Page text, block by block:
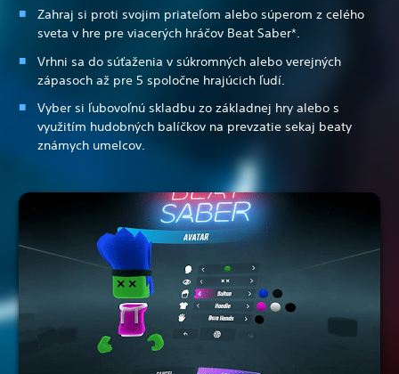
Zahraj si proti svojim priateľom alebo súperom z celého
sveta v hre pre viacerých hráčov Beat Saber*.
Vrhni sa do súťaženia v súkromných alebo verejných
zápasoch až pre 5 spoločne hrajúcich ľudí.
Vyber si ľubovoľnú skladbu zo základnej hry alebo s
využitím hudobných balíčkov na prevzatie sekaj beaty
známych umelcov.